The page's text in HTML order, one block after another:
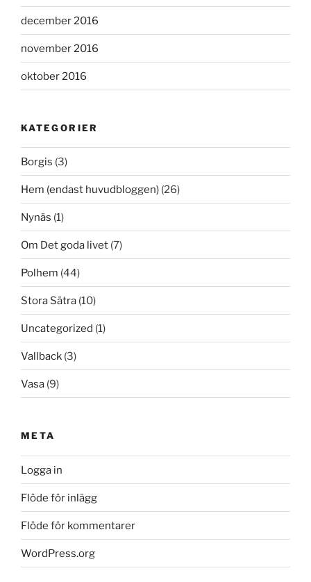
december 2016
november 2016
oktober 2016
KATEGORIER
Borgis (3)
Hem (endast huvudbloggen) (26)
Nynäs (1)
Om Det goda livet (7)
Polhem (44)
Stora Sätra (10)
Uncategorized (1)
Vallback (3)
Vasa (9)
META
Logga in
Flöde för inlägg
Flöde för kommentarer
WordPress.org